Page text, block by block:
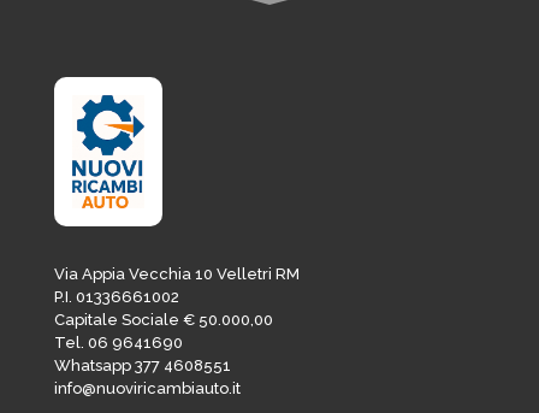
Via Appia Vecchia 10 Velletri RM
P.I. 01336661002
Capitale Sociale € 50.000,00
Tel. 06 9641690
Whatsapp 377 4608551
info@nuoviricambiauto.it